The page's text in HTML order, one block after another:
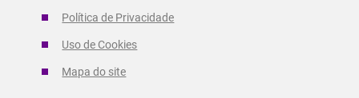
Política de Privacidade
Uso de Cookies
Mapa do site